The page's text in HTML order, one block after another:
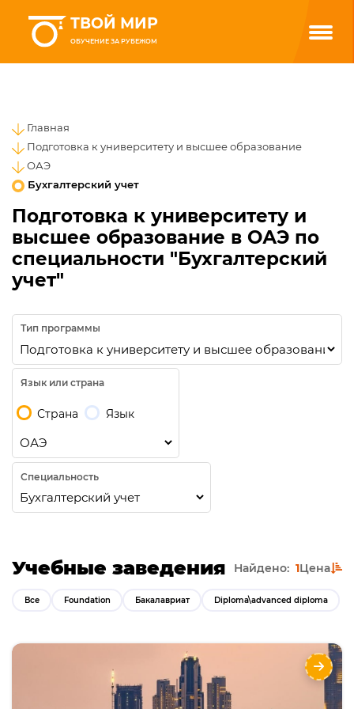
ТВОЙ МИР
ОБУЧЕНИЕ ЗА РУБЕЖОМ
Главная
Подготовка к университету и высшее образование
ОАЭ
Бухгалтерский учет
Подготовка к университету и
высшее образование в ОАЭ по
специальности "Бухгалтерский
учет"
Тип программы
Язык или страна
Страна Язык
Специальность
Учебные заведения Найдено: 1Цена
Все Foundation Бакалавриат Diploma\advanced diploma
Подготовка к обучению и Бакалавриат в
Murdoch University Dubai